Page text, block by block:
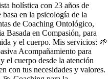
holística con 23 años de
en la psicología de la
de Coaching Ontológico,
Basada en Compasión, para
y el cuerpo. Mis servicios: 🌱
Acompañamiento para
el cuerpo desde la atención
con tus necesidades y valores.